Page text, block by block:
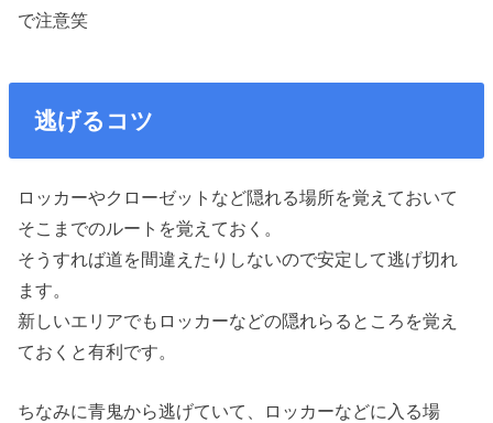
で注意笑
逃げるコツ
ロッカーやクローゼットなど隠れる場所を覚えておいて
そこまでのルートを覚えておく。
そうすれば道を間違えたりしないので安定して逃げ切れ
ます。
新しいエリアでもロッカーなどの隠れらるところを覚え
ておくと有利です。
ちなみに青鬼から逃げていて、ロッカーなどに入る場